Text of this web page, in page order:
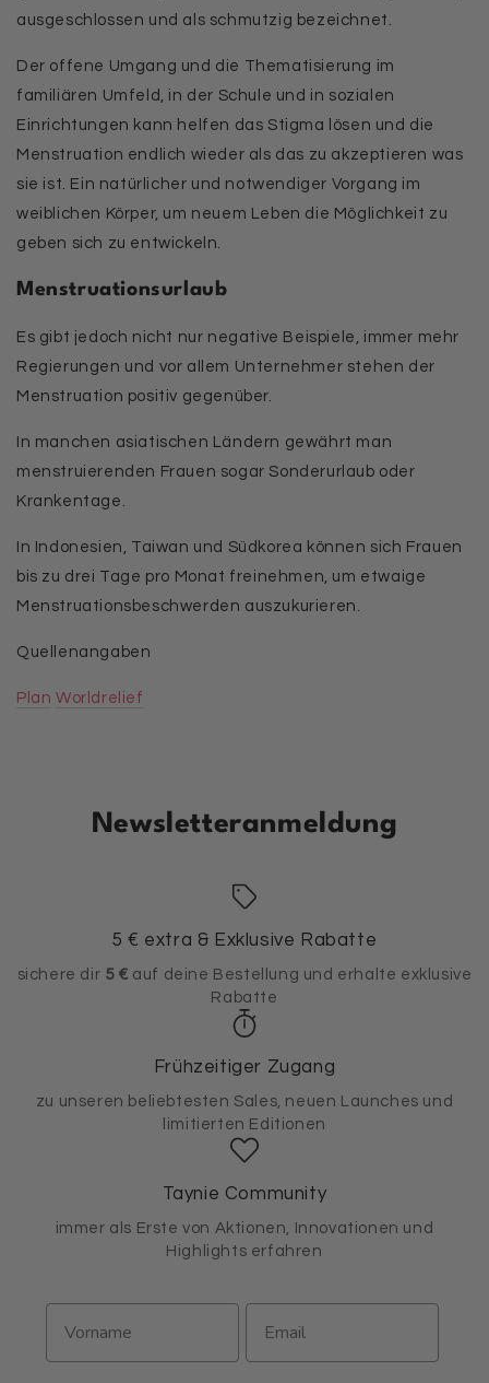
ausgeschlossen und als schmutzig bezeichnet.
Der offene Umgang und die Thematisierung im
familiären Umfeld, in der Schule und in sozialen
Einrichtungen kann helfen das Stigma lösen und die
Menstruation endlich wieder als das zu akzeptieren was
sie ist. Ein natürlicher und notwendiger Vorgang im
weiblichen Körper, um neuem Leben die Möglichkeit zu
geben sich zu entwickeln.
Menstruationsurlaub
Es gibt jedoch nicht nur negative Beispiele, immer mehr
Regierungen und vor allem Unternehmer stehen der
Menstruation positiv gegenüber.
In manchen asiatischen Ländern gewährt man
menstruierenden Frauen sogar Sonderurlaub oder
Krankentage.
In Indonesien, Taiwan und Südkorea können sich Frauen
bis zu drei Tage pro Monat freinehmen, um etwaige
Menstruationsbeschwerden auszukurieren.
Quellenangaben
Plan Worldrelief
Newsletteranmeldung
5 € extra & Exklusive Rabatte
sichere dir 5 € auf deine Bestellung und erhalte exklusive
Rabatte
Frühzeitiger Zugang
zu unseren beliebtesten Sales, neuen Launches und
limitierten Editionen
Taynie Community
immer als Erste von Aktionen, Innovationen und
Highlights erfahren